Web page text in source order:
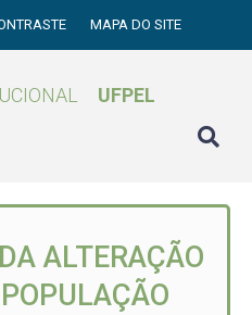
MAPA DO SITE
UFPEL
ALTERAÇÃO